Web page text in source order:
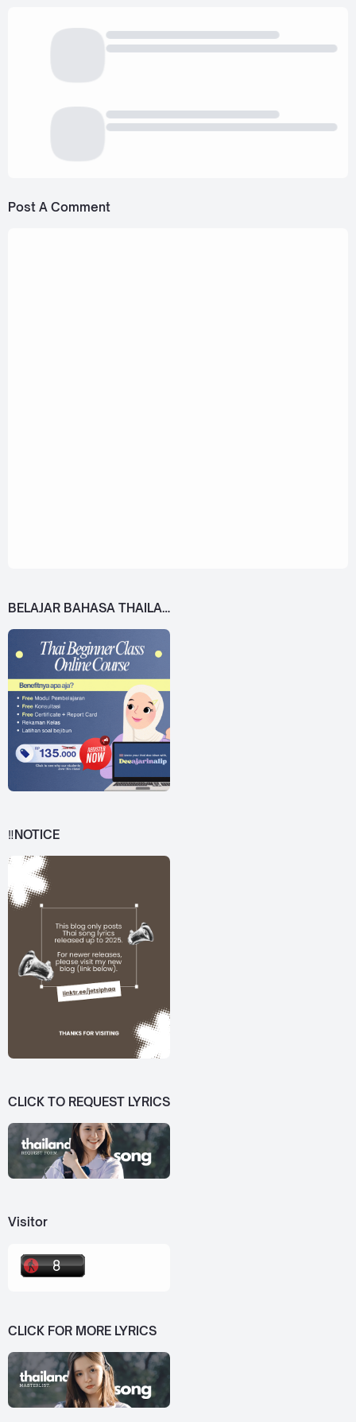
Post A Comment
BELAJAR BAHASA THAILAND DARI 0!
‼️NOTICE
CLICK TO REQUEST LYRICS
Visitor
CLICK FOR MORE LYRICS